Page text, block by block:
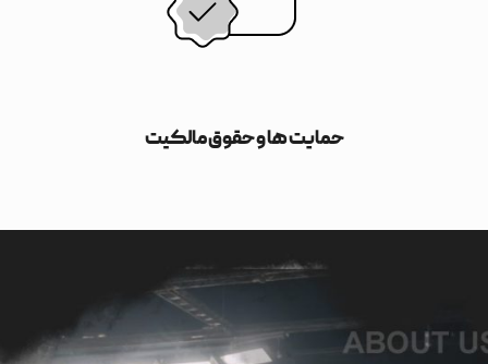
حمایت ها و حقوق مالکیت